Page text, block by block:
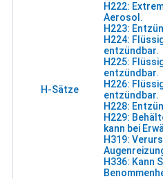
H-Sätze
H222:
Aerosol.
H223:
H224:
entzündbar.
H225:
entzündbar.
H226:
entzündbar.
H228:
H229:
kann bei
H319:
H336: Kann